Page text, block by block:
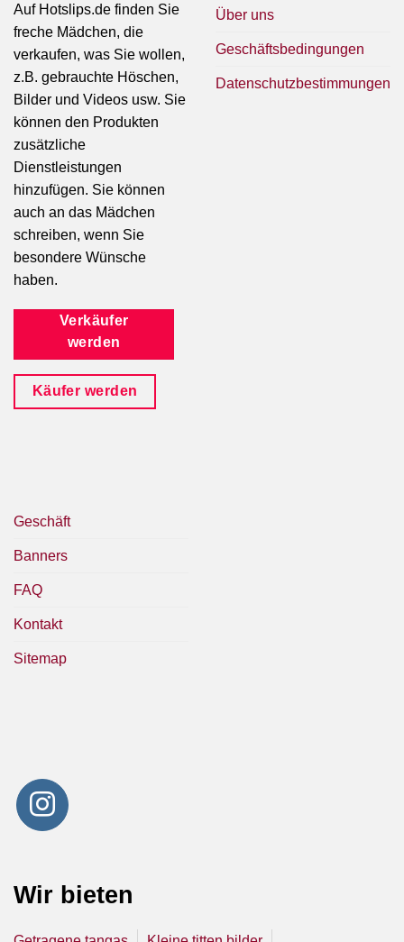
Auf Hotslips.de finden Sie
freche Mädchen, die
verkaufen, was Sie wollen,
z.B. gebrauchte Höschen,
Bilder und Videos usw. Sie
können den Produkten
zusätzliche
Dienstleistungen
hinzufügen. Sie können
auch an das Mädchen
schreiben, wenn Sie
besondere Wünsche
haben.
Verkäufer
werden
Käufer werden
Über uns
Geschäftsbedingungen
Datenschutzbestimmungen
Geschäft
Banners
FAQ
Kontakt
Sitemap
Wir bieten